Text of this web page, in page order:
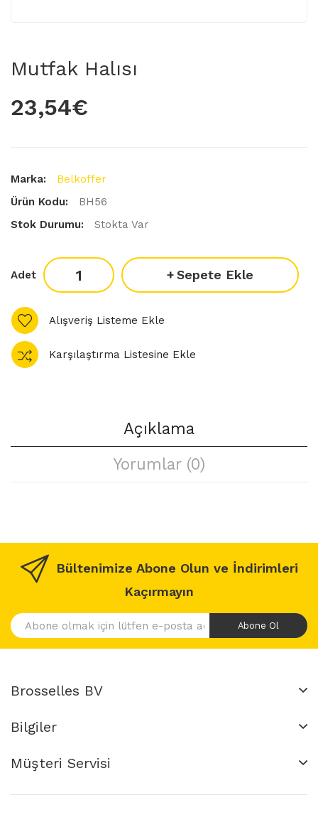
Mutfak Halısı
23,54€
Marka:
Belkoffer
Ürün Kodu:
BH56
Stok Durumu:
Stokta Var
Adet Sepete Ekle
Alışveriş Listeme Ekle
Karşılaştırma Listesine Ekle
Açıklama
Yorumlar (0)
Bültenimize Abone Olun ve İndirimleri
Kaçırmayın
Abone Ol
Brosselles BV
Bilgiler
Müşteri Servisi